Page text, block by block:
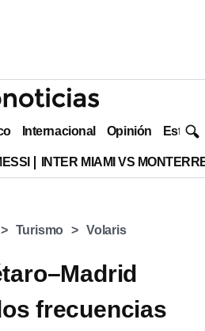
Internacional Opinión Estilo
INTER MIAMI VS
Turismo Volaris
frecuencias